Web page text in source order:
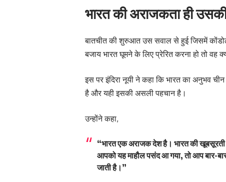
भारत की अराजकता ही
बातचीत की शुरुआत उस सवाल से हुई जिसमें
बजाय भारत घूमने के लिए प्रेरित करना हो तो वह
इस पर इंदिरा नूयी ने कहा कि भारत का अनुभव
है और यही इसकी असली पहचान है।
उन्होंने कहा,
“भारत एक अराजक देश है। भारत की
आपको यह माहौल पसंद आ गया, तो आप बार-
जाती है।”